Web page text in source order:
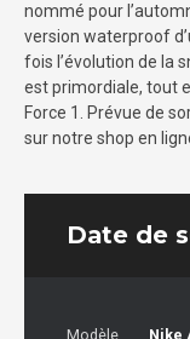
nommé pour
version waterproof
fois l’évolution de la
est primordiale, tout
Force 1. Prévue de
sur notre shop en
Date de
Modèle
Nike